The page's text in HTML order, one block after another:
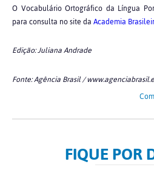
O Vocabulário Ortográfico da Língua
para consulta no site daAcademia
Edição: Juliana Andrade
Fonte: Agência Brasil /
FIQUE POR